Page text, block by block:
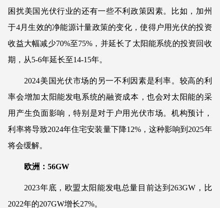
困扰美国光伏行业的还有一些不利政策因素。比如，加州
于4月生效的净能源计量政策的变化，使得户用光伏的投资
收益大幅减少70%至75%，并延长了太阳能系统的投资回收
期，从5-6年延长至14-15年。
2024美国光伏市场的另一不利因素是利率。较高的利
率会增加太阳能发电系统的融资成本，也会对太阳能的采
用产生负面影响，特别是对于户用光伏市场。机构预计，
利率将导致2024年住宅安装量下降12%，这种影响到2025年
将会缓解。
欧洲：56GW
2023年底，欧盟太阳能发电总量目前达到263GW，比
2022年的207GW增长27%。